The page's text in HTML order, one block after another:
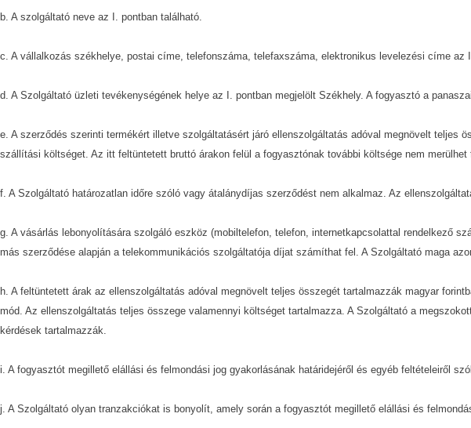
b. A szolgáltató neve az I. pontban található.
c. A vállalkozás székhelye, postai címe, telefonszáma, telefaxszáma, elektronikus levelezési címe
d. A Szolgáltató üzleti tevékenységének helye az I. pontban megjelölt Székhely. A fogyasztó a
e. A szerződés szerinti termékért illetve szolgáltatásért járó ellenszolgáltatás adóval megnövelt teljes
szállítási költséget. Az itt feltüntetett bruttó árakon felül a fogyasztónak további költsége nem merülhet
f. A Szolgáltató határozatlan időre szóló vagy átalánydíjas szerződést nem alkalmaz. Az
g. A vásárlás lebonyolítására szolgáló eszköz (mobiltelefon, telefon, internetkapcsolattal rendelkező
más szerződése alapján a telekommunikációs szolgáltatója díjat számíthat fel. A Szolgáltató maga
h. A feltüntetett árak az ellenszolgáltatás adóval megnövelt teljes összegét tartalmazzák magyar
mód. Az ellenszolgáltatás teljes összege valamennyi költséget tartalmazza. A Szolgáltató a
kérdések tartalmazzák.
i. A fogyasztót megillető elállási és felmondási jog gyakorlásának határidejéről és egyéb feltételeiről
j. A Szolgáltató olyan tranzakciókat is bonyolít, amely során a fogyasztót megillető elállási és